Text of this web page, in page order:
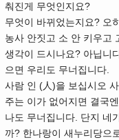
춰진게 무엇인지요?
무엇이 바뀌었는지요? 오
농사 안짓고 소 안 키우고
생각이 드시나요? 아닙니
으면 우리도 무너집니다.
사람 인 (人)을 보십시오
주는 이가 없어지면 결국엔
나도 무너집니다. 단지 네
까? 한나랑이 새누리당으